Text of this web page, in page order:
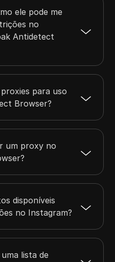
ele pode me
no
Antidetect
para uso
Browser?
um proxy no
disponíveis
no Instagram?
lista de